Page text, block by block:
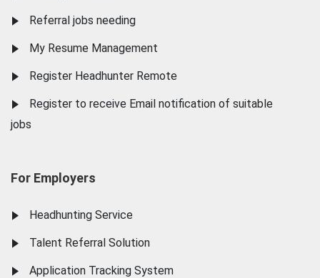
Referral jobs needing
My Resume Management
Register Headhunter Remote
Register to receive Email notification of suitable
jobs
For Employers
Headhunting Service
Talent Referral Solution
Application Tracking System